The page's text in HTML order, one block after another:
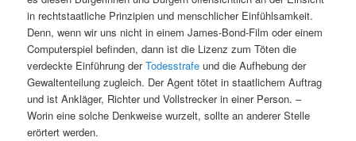
in rechtstaatliche Prinzipien und menschlicher Einfühlsamkeit.
Denn, wenn wir uns nicht in einem James-Bond-Film oder einem
Computerspiel befinden, dann ist die Lizenz zum Töten die
verdeckte Einführung derTodesstrafe und die Aufhebung der
Gewaltenteilung zugleich. Der Agent tötet in staatlichem Auftrag
und ist Ankläger, Richter und Vollstrecker in einer Person. –
Worin eine solche Denkweise wurzelt, sollte an anderer Stelle
erörtert werden.